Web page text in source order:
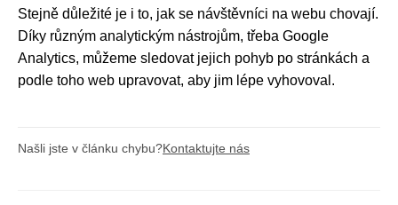
Stejně důležité je i to, jak se návštěvníci na webu chovají.
Díky různým analytickým nástrojům, třeba Google
Analytics, můžeme sledovat jejich pohyb po stránkách a
podle toho web upravovat, aby jim lépe vyhovoval.
Našli jste v článku chybu?Kontaktujte nás